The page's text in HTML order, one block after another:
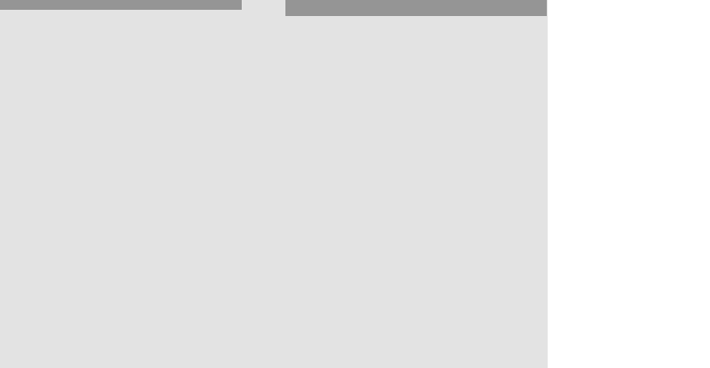
な縞模様が、夕暮れの薄光にぼんやりと浮か
はなく、家族や大切な仲間として愛していた